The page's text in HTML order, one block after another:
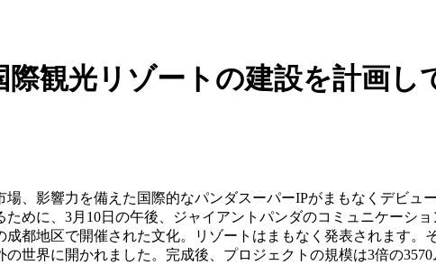
際観光リゾートの建設を計画
場、影響力を備えた国際的なパンダスーパーIPがまもなくデビ
めに、3月10日の午後、ジャイアントパンダのコミュニケーシ
都地区で開催された文化。リゾートはまもなく発表されます
世界に開かれました。完成後、プロジェクトの規模は3倍の3570